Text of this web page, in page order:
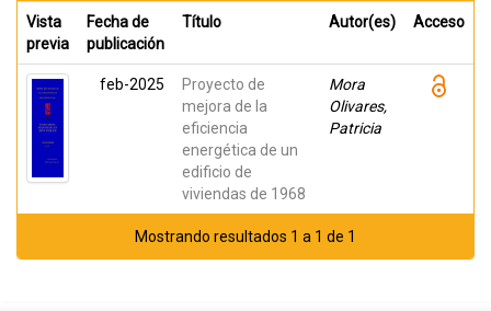
Vista
previa
Fecha de
publicación
Título Autor(es) Acceso
feb-2025
Proyecto de
mejora de la
eficiencia
energética de un
edificio de
viviendas de 1968
Mora
Olivares,
Patricia
Mostrando resultados 1 a 1 de 1